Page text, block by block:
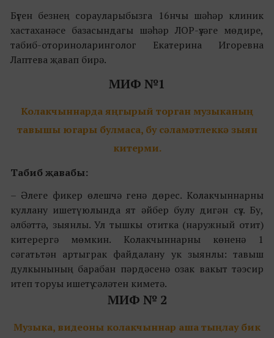
Бүген безнең сорауларыбызга 16нчы шәһәр клиник
хастаханәсе базасындагы шәһәр ЛОР-үзәге мөдире,
табиб-оториноларинголог Екатерина Игоревна
Лаптева җавап бирә.
МИФ №1
Колакчыннарда яңгырый торган музыканың
тавышы югары булмаса, бу сәламәтлеккә зыян
китерми.
Табиб җавабы:
– Әлеге фикер өлешчә генә дөрес. Колакчыннарны
куллану ишетү юлында ят әйбер булу дигән сүз. Бу,
әлбәттә, зыянлы. Ул тышкы отитка (наружный отит)
китерергә мөмкин. Колакчыннарны көненә 1
сәгатьтән артыграк файдалану ук зыянлы: тавыш
дулкынының барабан пәрдәсенә озак вакыт тәэсир
итеп торуы ишетү сәләтен киметә.
МИФ № 2
Музыка, видеоны колакчыннар аша тыңлау бик